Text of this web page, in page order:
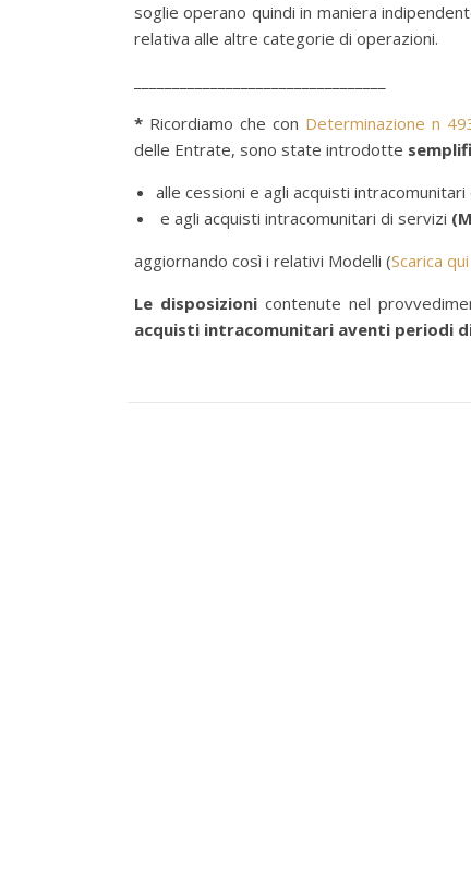
soglie operano quindi in maniera
relativa alle altre categorie di operazioni.
* Ricordiamo che con Determinazione n
delle Entrate, sono state introdotte
alle cessioni e agli acquisti intracomunitari
e agli acquisti intracomunitari di servizi
aggiornando così i relativi Modelli (Scarica
Le disposizioni contenute nel
acquisti intracomunitari aventi periodi